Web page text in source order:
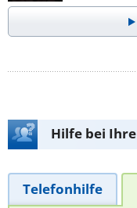
Hilfe bei
Telefonhilfe